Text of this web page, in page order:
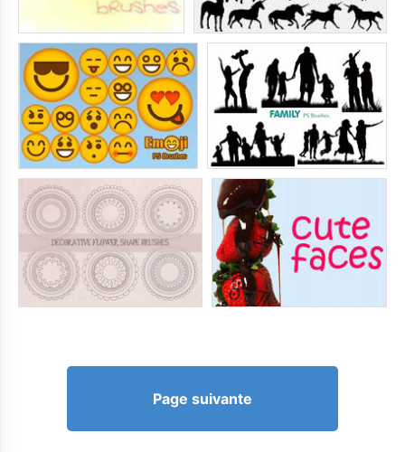
Page suivante